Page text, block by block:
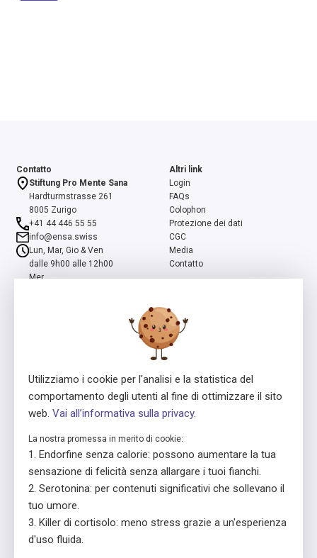
Contatto
Stiftung Pro Mente Sana
Hardturmstrasse 261
8005 Zurigo
+41 44 446 55 55
info@ensa.swiss
Lun, Mar, Gio & Ven
dalle 9h00 alle 12h00
Mer
Altri link
Login
FAQs
Colophon
Protezione dei dati
CGC
Media
Contatto
ensa è un programma della Fondazione Svizzera Pro Mente Sana, co-
iniziato e supportato dalla Fondazione Beisheim
Concessore della licenza
Utilizziamo i cookie per l'analisi e la statistica del
comportamento degli utenti al fine di ottimizzare il sito
web. Vai all’informativa sulla privacy.
La nostra promessa in merito di cookie:
Endorfine senza calorie: possono aumentare la tua
sensazione di felicità senza allargare i tuoi fianchi.
Serotonina: per contenuti significativi che sollevano il
tuo umore.
Killer di cortisolo: meno stress grazie a un'esperienza
d'uso fluida.